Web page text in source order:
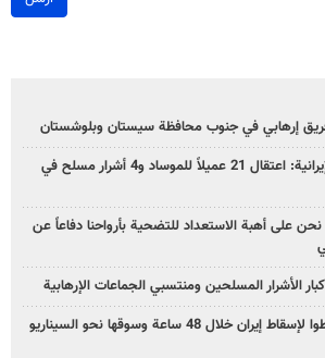
إرهابي في جنوب محافظة سيستان وبلوشستان
وزارة الأمن الإيرانية: اعتقال 21 عميلاً للموساد و4 أشرار مسلح في
نحن على أهبة الاستعداد للتضحية بأرواحنا دفاعاً عن
بزشكيان: خططوا لإسقاط إيران خلال 48 ساعة وسوقها نحو السيناريو